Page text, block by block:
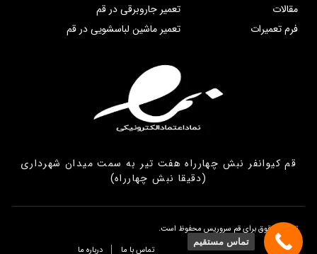
مقالات
فرم تعمیرات
تعمیر جاروبرقی در قم
تعمیر ماشین لباسشویی در قم
قم کیوانفر نبش چهارراه هفت تیر به سمت میدان شهرداری
(دقیقا نبش چهارراه)
تمامی حقوق برای قم سروریس محفوظ است.
تماس با ما
درباره ما
تماس مستقیم